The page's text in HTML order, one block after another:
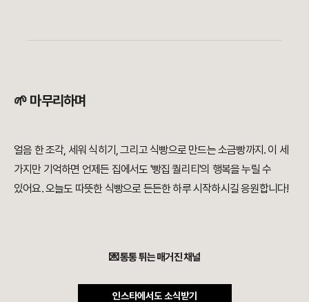
🌱 마무리하며
얼음 한 조각, 세워 식히기, 그리고 식빵으로 만드는 소금빵까지. 이 세
가지만 기억하면 언제든 집에서도 '빵집 퀄리티'의 행복을 누릴 수
있어요. 오늘도 따뜻한 식빵으로 든든한 하루 시작하시길 응원합니다!
💌 통통 튀는 매거진 채널
인스타에서도 소식받기